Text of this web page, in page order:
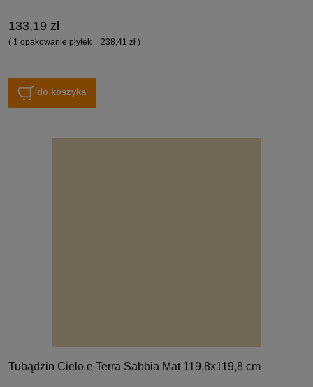
133,19 zł
( 1 opakowanie płytek = 238,41 zł )
do koszyka
Tubądzin Cielo e Terra Sabbia Mat 119,8x119,8 cm